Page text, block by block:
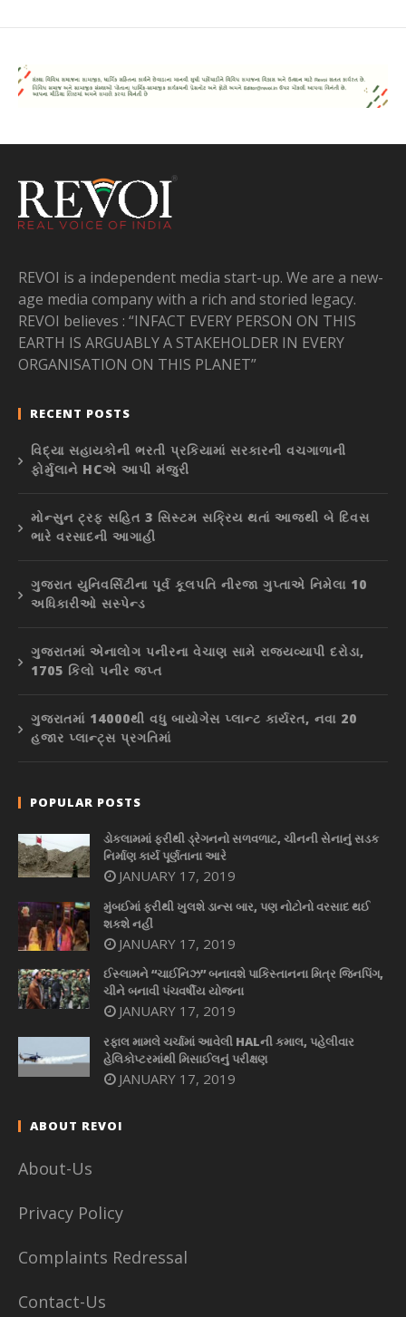
REVOI is a independent media start-up. We are a new-
age media company with a rich and storied legacy.
REVOI believes : “INFACT EVERY PERSON ON THIS
EARTH IS ARGUABLY A STAKEHOLDER IN EVERY
ORGANISATION ON THIS PLANET”
RECENT POSTS
વિદ્યા સહાયકોની ભરતી પ્રકિયામાં સરકારની વચગાળાની
ફોર્મુલાને HCએ આપી મંજુરી
મોન્સુન ટ્રફ સહિત 3 સિસ્ટમ સક્રિય થતાં આજથી બે દિવસ
ભારે વરસાદની આગાહી
ગુજરાત યુનિવર્સિટીના પૂર્વ કૂલપતિ નીરજા ગુપ્તાએ નિમેલા 10
અધિકારીઓ સસ્પેન્ડ
ગુજરાતમાં એનાલોગ પનીરના વેચાણ સામે રાજ્યવ્યાપી દરોડા,
1705 કિલો પનીર જપ્ત
ગુજરાતમાં 14000થી વધુ બાયોગેસ પ્લાન્ટ કાર્યરત, નવા 20
હજાર પ્લાન્ટ્સ પ્રગતિમાં
POPULAR POSTS
ડોકલામમાં ફરીથી ડ્રેગનનો સળવળાટ, ચીનની સેનાનું સડક
નિર્માણ કાર્ય પૂર્ણતાના આરે
JANUARY 17, 2019
મુંબઈમાં ફરીથી ખુલશે ડાન્સ બાર, પણ નોટોનો વરસાદ થઈ
શકશે નહીં
JANUARY 17, 2019
ઈસ્લામને “ચાઈનિઝ” બનાવશે પાકિસ્તાનના મિત્ર જિનપિંગ,
ચીને બનાવી પંચવર્ષીય યોજના
JANUARY 17, 2019
રફાલ મામલે ચર્ચામાં આવેલી HALની કમાલ, પહેલીવાર
હેલિકોપ્ટરમાંથી મિસાઈલનું પરીક્ષણ
JANUARY 17, 2019
ABOUT REVOI
About-Us
Privacy Policy
Complaints Redressal
Contact-Us